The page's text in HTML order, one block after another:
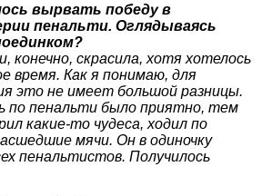
вырвать победу в
пенальти. Оглядываясь
конечно, скрасила, хотя хотелось
время. Как я понимаю, для
это не имеет большой разницы.
по пенальти было приятно, тем
какие-то чудеса, ходил по
мячи. Он в одиночку
пенальтистов. Получилось